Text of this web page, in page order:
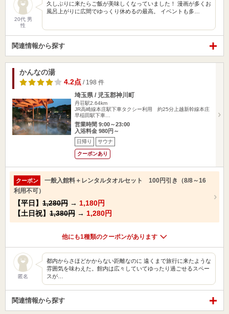
20代 男
性
久しぶりに来たらご飯が美味しくなっていました！ 漫画が多くお
風呂上がりに広間でゆっくり休めるの最高。 イベントも多…
関連情報から探す
かんなの湯
4.2点 / 198 件
埼玉県 / 児玉郡神川町
丹荘駅2.64km
JR高崎線本庄駅下車タクシー利用 約25分上越新幹線本庄
早稲田駅下車…
営業時間 9:00～23:00
入浴料金 980円～
日帰り サウナ
クーポンあり
クーポン
一般入館料＋レンタルタオルセット 100円引き（8/8～16
利用不可）
【平日】 1,280円 → 1,180円
【土日祝】 1,380円 → 1,280円
他にも1種類のクーポンがあります
匿名
都内からさほどかからない距離なのに 遠くまで旅行に来たような
雰囲気を味わえた。館内は広々していてゆったり過ごせるスペー
スが…
関連情報から探す